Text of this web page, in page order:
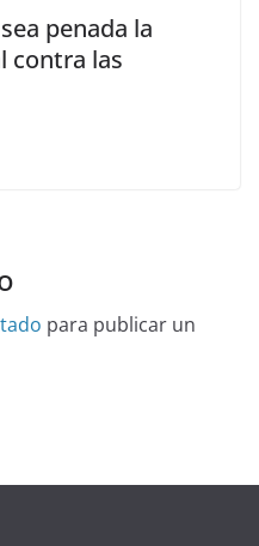
penada la
contra las
para publicar un